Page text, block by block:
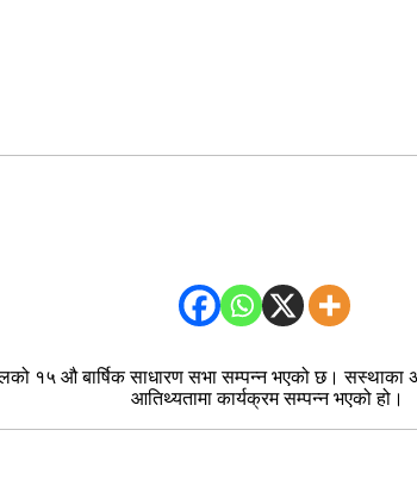
१५ औ बार्षिक साधारण सभा सम्पन्न भएको छ।
आतिथ्यतामा कार्यक्रम सम्पन्न भएको हो।